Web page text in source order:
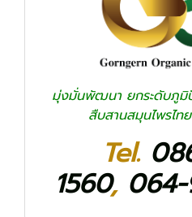
มุ่งมั่นพัฒนา ยกระดับภู
สืบสานสมุนไพรไท
Tel.
1560,